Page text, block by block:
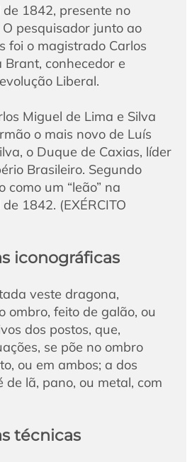
1842, presente no
pesquisador junto ao
foi o magistrado Carlos
conhecedor e
Liberal.
Miguel de Lima e Silva
o mais novo de Luís
o Duque de Caxias, líder
Brasileiro. Segundo
um “leão” na
1842. (EXÉRCITO
iconográficas
veste dragona,
ombro, feito de galão, ou
dos postos, que,
se põe no ombro
ou em ambos; a dos
de lã, pano, ou metal, com
técnicas